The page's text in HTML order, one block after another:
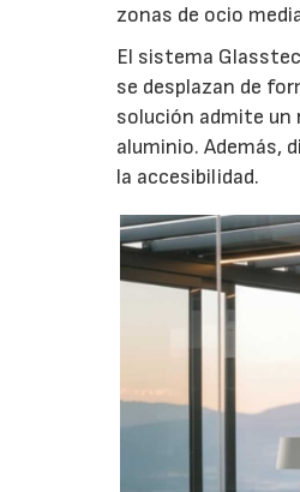
zonas de ocio
El sistema
se desplazan de
solución admite un
aluminio. Además,
la accesibilidad.